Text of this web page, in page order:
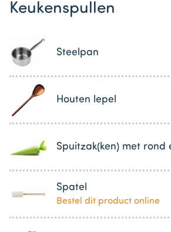
Keukenspullen
Steelpan
Houten lepel
Spuitzak(ken) met rond
Spatel
Bestel dit product online